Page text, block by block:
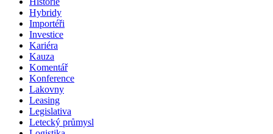
Hybridy
Importéři
Investice
Kariéra
Kauza
Komentář
Konference
Lakovny
Leasing
Legislativa
Letecký průmysl